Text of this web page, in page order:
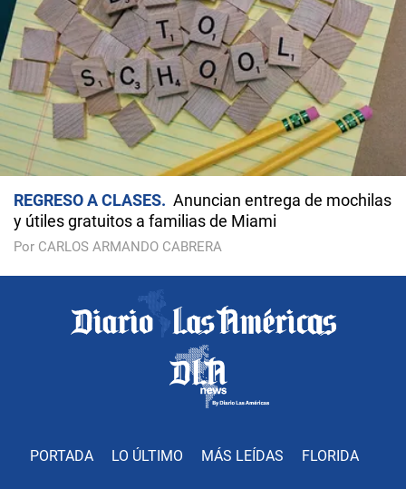
REGRESO A CLASES
Anuncian entrega de mochilas
y útiles gratuitos a familias de Miami
Por CARLOS ARMANDO CABRERA
PORTADA LO ÚLTIMO MÁS LEÍDAS FLORIDA